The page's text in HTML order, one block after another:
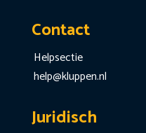
Contact
Helpsectie
help@kluppen.nl
Juridisch